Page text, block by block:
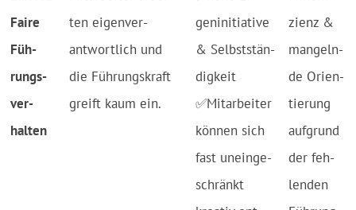
Faire
Füh­
rungs­
ver­
halten
ten ei­gen­ver­
antwort­lich und
die Füh­rungs­kraft
greift kaum ein.
gen­ini­tia­tive
& Selbst­stän­
dig­keit
✅Mit­ar­bei­ter
kön­nen sich
fast un­ein­ge­
schränkt
zienz &
man­geln­
de O­rien­
tie­rung
auf­grund
der feh­
len­den